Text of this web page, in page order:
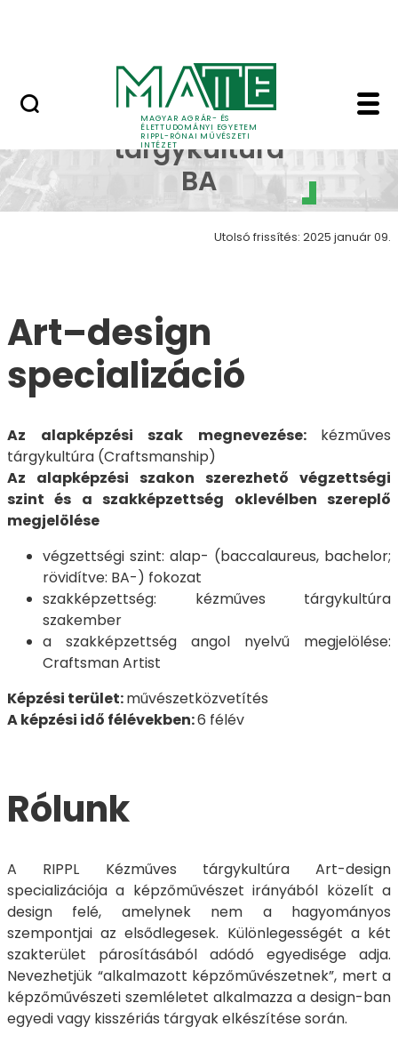
MAGYAR AGRÁR- ÉS
ÉLETTUDOMÁNYI EGYETEM
RIPPL-RÓNAI MŰVÉSZETI
INTÉZET
Art design galéria
Kézműves
tárgykultúra
BA
Utolsó frissítés: 2025 január 09.
Art–design
specializáció
Az alapképzési szak megnevezése: kézműves
tárgykultúra (Craftsmanship)
Az alapképzési szakon szerezhető végzettségi
szint és a szakképzettség oklevélben szereplő
megjelölése
végzettségi szint: alap- (baccalaureus, bachelor;
rövidítve: BA-) fokozat
szakképzettség: kézműves tárgykultúra
szakember
a szakképzettség angol nyelvű megjelölése:
Craftsman Artist
Képzési terület:művészetközvetítés
A képzési idő félévekben:6 félév
Rólunk
A RIPPL Kézműves tárgykultúra Art-design
specializációja a képzőművészet irányából közelít a
design felé, amelynek nem a hagyományos
szempontjai az elsődlegesek. Különlegességét a két
szakterület párosításából adódó egyedisége adja.
Nevezhetjük “alkalmazott képzőművészetnek”, mert a
képzőművészeti szemléletet alkalmazza a design-ban
egyedi vagy kisszériás tárgyak elkészítése során.